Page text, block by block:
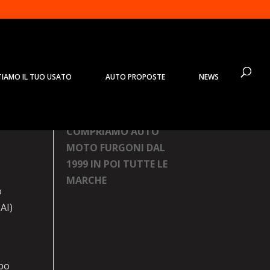
IL TUO USATO AUTO PROPOSTE NEWS
COMPRIAMO AUTO
MOTO FURGONI DAL
1999 IN POI TUTTE LE
MARCHE